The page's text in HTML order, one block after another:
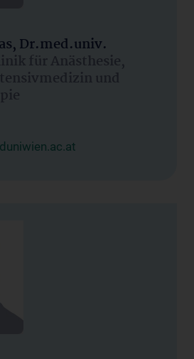
Dr.med.univ.
für Anästhesie,
und